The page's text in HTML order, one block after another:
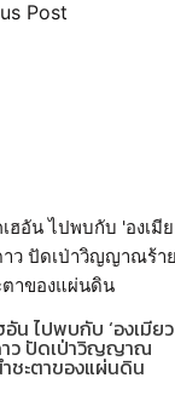
Post
น ไปพบกับ ‘องเมียว
าว ปัดเป่าวิญญาณ
ชะตาของแผ่นดิน